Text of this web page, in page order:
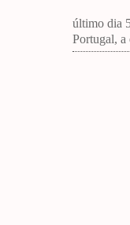
último dia
Portugal, a